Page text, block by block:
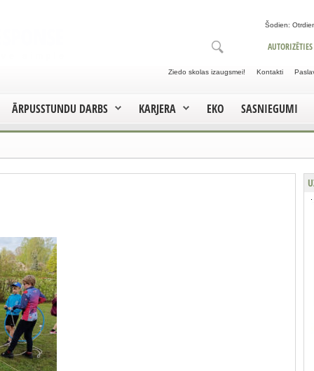
Šodien:
AUTORIZĒTIES
Kontakti
Ziedo skolas izaugsmei!
ĀRPUSSTUNDU DARBS KARJERA EKO SASNIEGUMI